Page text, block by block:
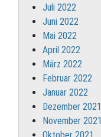
Juli 2022
Juni 2022
Mai 2022
April 2022
März 2022
Februar 2022
Januar 2022
Dezember 2021
November 2021
Oktober 2021